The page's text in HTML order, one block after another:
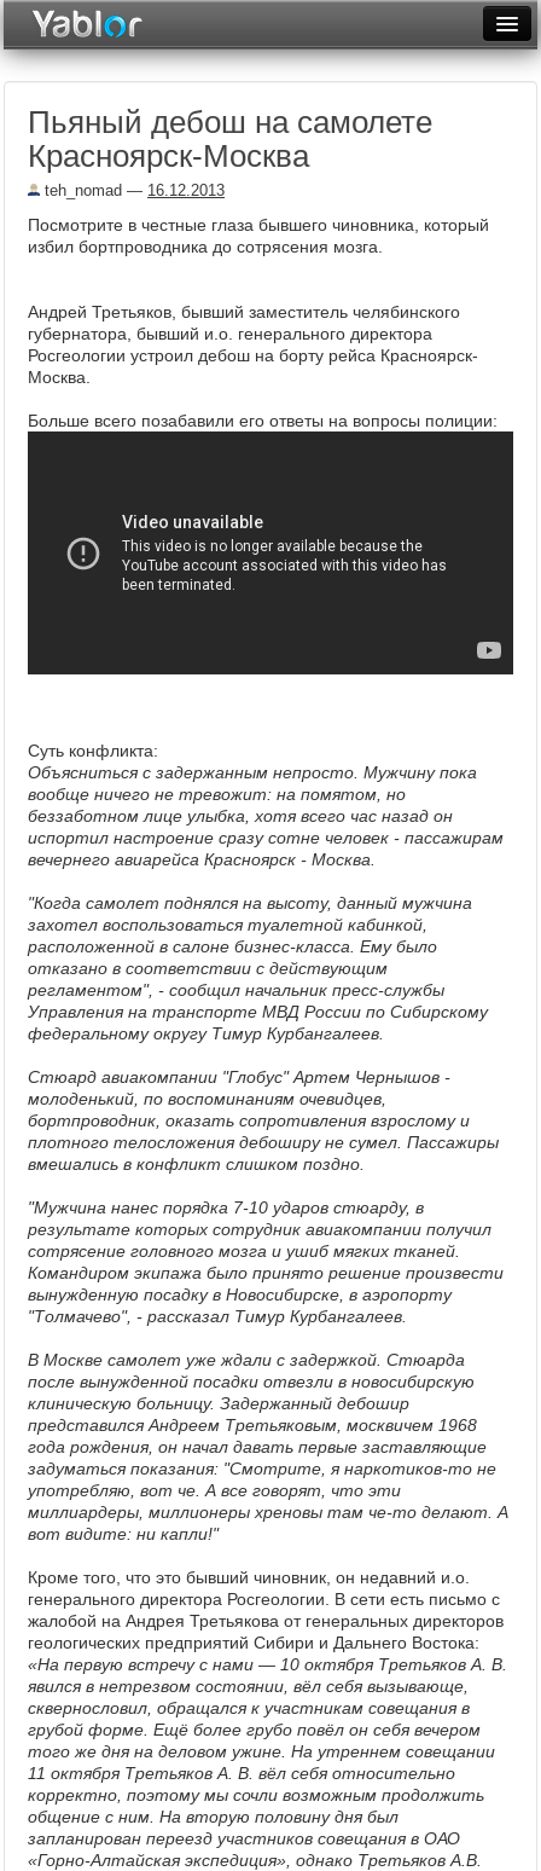
Неделя
Месяц
Рейтинги
Фототоп
Видеотоп
Пьяный дебош на самолете
Красноярск-Москва
teh_nomad — 16.12.2013
Посмотрите в честные глаза бывшего чиновника, который
избил бортпроводника до сотрясения мозга.
Андрей Третьяков, бывший заместитель челябинского
губернатора, бывший и.о. генерального директора
Росгеологии устроил дебош на борту рейса Красноярск-
Москва.
Больше всего позабавили его ответы на вопросы полиции:
Суть конфликта:
Объясниться с задержанным непросто. Мужчину пока
вообще ничего не тревожит: на помятом, но
беззаботном лице улыбка, хотя всего час назад он
испортил настроение сразу сотне человек - пассажирам
вечернего авиарейса Красноярск - Москва.
"Когда самолет поднялся на высоту, данный мужчина
захотел воспользоваться туалетной кабинкой,
расположенной в салоне бизнес-класса. Ему было
отказано в соответствии с действующим
регламентом", - сообщил начальник пресс-службы
Управления на транспорте МВД России по Сибирскому
федеральному округу Тимур Курбангалеев.
Стюард авиакомпании "Глобус" Артем Чернышов -
молоденький, по воспоминаниям очевидцев,
бортпроводник, оказать сопротивления взрослому и
плотного телосложения дебоширу не сумел. Пассажиры
вмешались в конфликт слишком поздно.
"Мужчина нанес порядка 7-10 ударов стюарду, в
результате которых сотрудник авиакомпании получил
сотрясение головного мозга и ушиб мягких тканей.
Командиром экипажа было принято решение произвести
вынужденную посадку в Новосибирске, в аэропорту
"Толмачево", - рассказал Тимур Курбангалеев.
В Москве самолет уже ждали с задержкой. Стюарда
после вынужденной посадки отвезли в новосибирскую
клиническую больницу. Задержанный дебошир
представился Андреем Третьяковым, москвичем 1968
года рождения, он начал давать первые заставляющие
задуматься показания: "Смотрите, я наркотиков-то не
употребляю, вот че. А все говорят, что эти
миллиардеры, миллионеры хреновы там че-то делают. А
вот видите: ни капли!"
Кроме того, что это бывший чиновник, он недавний и.о.
генерального директора Росгеологии. В сети есть письмо с
жалобой на Андрея Третьякова от генеральных директоров
геологических предприятий Сибири и Дальнего Востока:
«На первую встречу с нами — 10 октября Третьяков А. В.
явился в нетрезвом состоянии, вёл себя вызывающе,
сквернословил, обращался к участникам совещания в
грубой форме. Ещё более грубо повёл он себя вечером
того же дня на деловом ужине. На утреннем совещании
11 октября Третьяков А. В. вёл себя относительно
корректно, поэтому мы сочли возможным продолжить
общение с ним. На вторую половину дня был
запланирован переезд участников совещания в ОАО
«Горно-Алтайская экспедиция», однако Третьяков А.В.